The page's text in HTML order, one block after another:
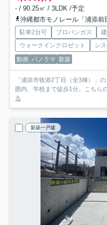
- / 90.25㎡ / 3LDK /予定
沖縄都市モノレール「浦添前
駐車2台可 プロパンガス
ウォークインクロゼット
シ
動画 パノラマ 新築
「浦添市牧港2丁目（全3棟）」
囲内、学校まで徒歩1分。こちら
る
新築一戸建